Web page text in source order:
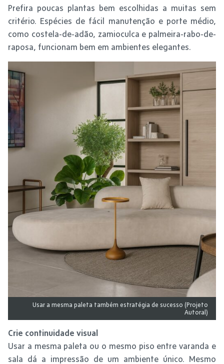
Prefira poucas plantas bem escolhidas a muitas sem
critério. Espécies de fácil manutenção e porte médio,
como costela-de-adão, zamioculca e palmeira-rabo-de-
raposa, funcionam bem em ambientes elegantes.
Usar a mesma paleta também estratégia de sucesso (Projeto
Autoral)
Crie continuidade visual
Usar a mesma paleta ou o mesmo piso entre varanda e
sala dá a impressão de um ambiente único. Mesmo